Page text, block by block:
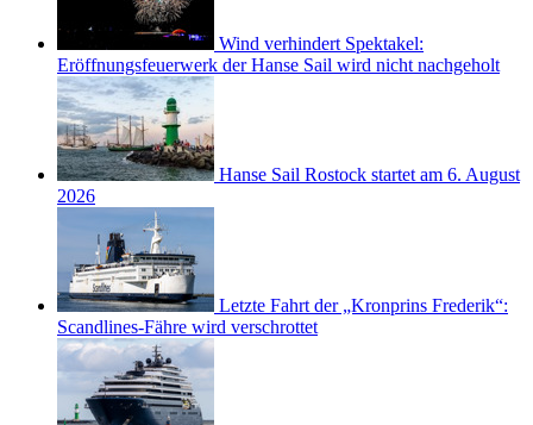
Wind verhindert Spektakel:
Eröffnungsfeuerwerk der Hanse Sail wird nicht nachgeholt
Hanse Sail Rostock startet am 6. August
2026
Letzte Fahrt der „Kronprins Frederik“:
Scandlines-Fähre wird verschrottet